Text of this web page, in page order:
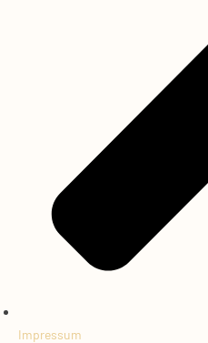
Impressum